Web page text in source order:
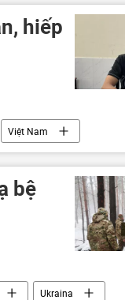
hiếp
Việt Nam
bệ
Ukraina